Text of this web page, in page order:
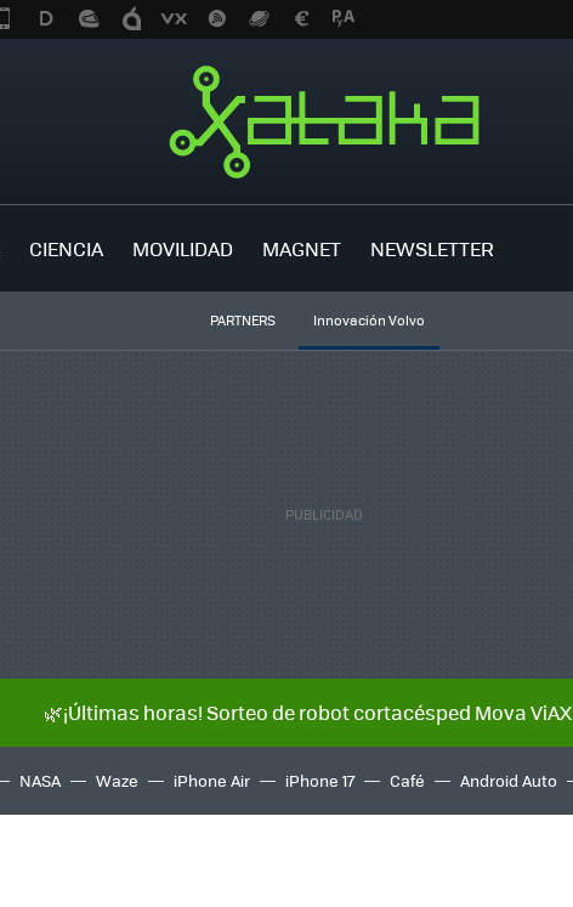
CIENCIA MOVILIDAD MAGNET NEWSLETTER
PARTNERS Innovación Volvo
🌿¡Últimas horas! Sorteo de robot cortacésped Mova ViAX
NASA Waze iPhone Air iPhone 17 Café Android Auto